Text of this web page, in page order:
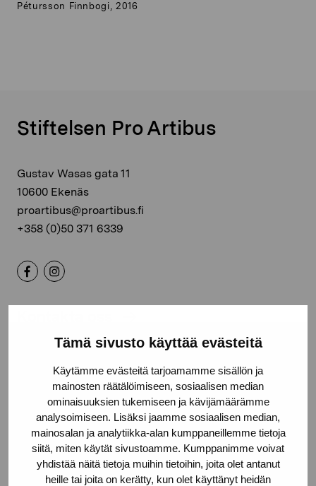
Tämä sivusto käyttää evästeitä
Käytämme evästeitä tarjoamamme sisällön ja
mainosten räätälöimiseen, sosiaalisen median
ominaisuuksien tukemiseen ja kävijämäärämme
analysoimiseen. Lisäksi jaamme sosiaalisen median,
mainosalan ja analytiikka-alan kumppaneillemme tietoja
siitä, miten käytät sivustoamme. Kumppanimme voivat
yhdistää näitä tietoja muihin tietoihin, joita olet antanut
heille tai joita on kerätty, kun olet käyttänyt heidän
Pétursson Finnbogi, 2016
Stiftelsen Pro Artibus
Gustav Wasas gata 11
10600 Ekenäs
proartibus@proartibus.fi
+358 (0)50 371 6339
Håll dig uppdaterad om aktuella
utställningar och evenemang
Förnamn